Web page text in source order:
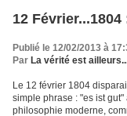
12 Février...1804
Publié le 12/02/2013 à
Par La vérité est
Le 12 février 1804
simple phrase : "es ist
philosophie moderne,